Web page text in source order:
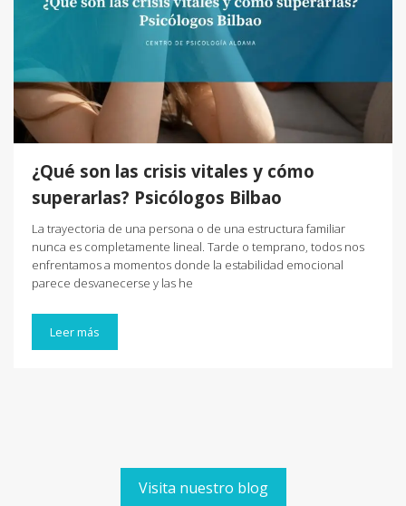
¿Qué son las crisis vitales y cómo
superarlas? Psicólogos Bilbao
La trayectoria de una persona o de una estructura familiar
nunca es completamente lineal. Tarde o temprano, todos nos
enfrentamos a momentos donde la estabilidad emocional
parece desvanecerse y las he
Leer más
Visita nuestro blog